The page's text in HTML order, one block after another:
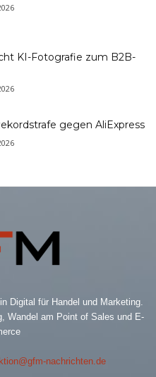
KI-Fotografie zum B2B-
gegen AliExpress
Digital für Handel und Marketing.
Wandel am Point of Sales und E-
nachrichten.de